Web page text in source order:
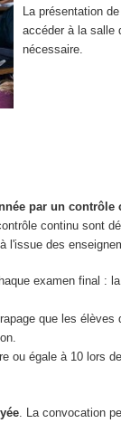
La présentation
accéder à la salle
nécessaire.
par un
continu sont
l'issue des
examen final :
que les
ou égale à 10 lors
. La convocation